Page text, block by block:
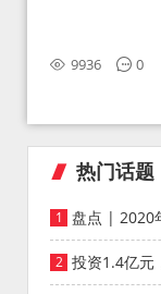
9936 0
热门话题
盘点 | 2020
投资1.4亿元
能仓库